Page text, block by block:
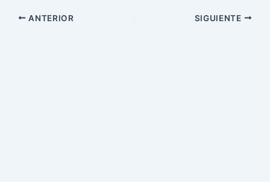
ANTERIOR SIGUIENTE